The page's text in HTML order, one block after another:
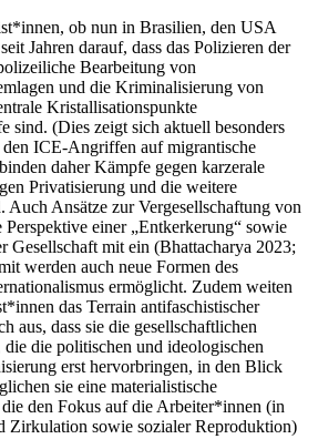
ob nun in Brasilien, den USA
Jahren darauf, dass das Polizieren der
Bearbeitung von
und die Kriminalisierung von
Kristallisationspunkte
sind. (Dies zeigt sich aktuell besonders
ICE-Angriffen auf migrantische
daher Kämpfe gegen karzerale
Privatisierung und die weitere
Auch Ansätze zur Vergesellschaftung von
Perspektive einer „Entkerkerung“ sowie
Gesellschaft mit ein (Bhattacharya 2023;
werden auch neue Formen des
ermöglicht. Zudem weiten
das Terrain antifaschistischer
aus, dass sie die gesellschaftlichen
die politischen und ideologischen
erst hervorbringen, in den Blick
sie eine materialistische
den Fokus auf die Arbeiter*innen (in
Zirkulation sowie sozialer Reproduktion)